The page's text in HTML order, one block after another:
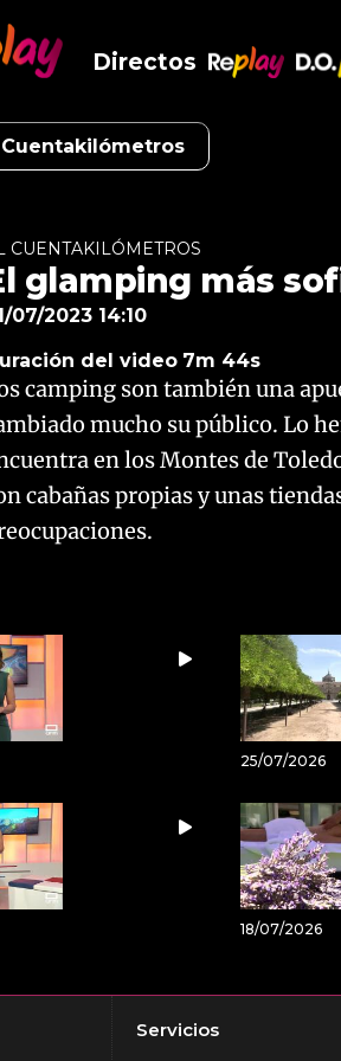
Directos
CUENTAKILÓMETROS
glamping más
07/2023 14:10
del video 7m 44s
camping son también una
mucho su público. Lo
en los Montes de
cabañas propias y unas
25/07/2026
18/07/2026
Servicios